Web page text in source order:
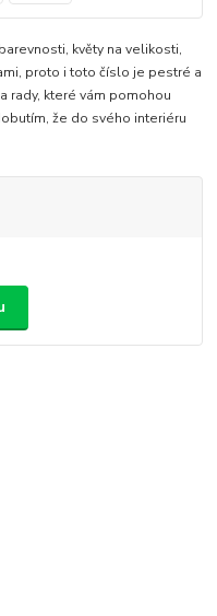
květy na velikosti,
proto i toto číslo je pestré a
rady, které vám pomohou
že do svého interiéru